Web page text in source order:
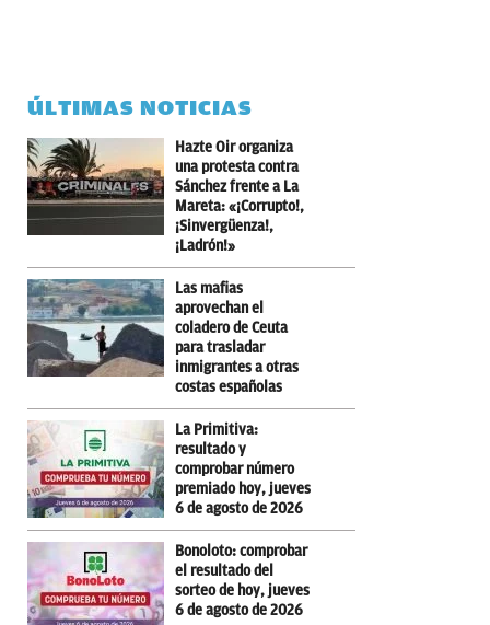
ÚLTIMAS NOTICIAS
Hazte Oir organiza
una protesta contra
Sánchez frente a La
Mareta: «¡Corrupto!,
¡Sinvergüenza!,
¡Ladrón!»
Las mafias
aprovechan el
coladero de Ceuta
para trasladar
inmigrantes a otras
costas españolas
La Primitiva:
resultado y
comprobar número
premiado hoy, jueves
6 de agosto de 2026
Bonoloto: comprobar
el resultado del
sorteo de hoy, jueves
6 de agosto de 2026